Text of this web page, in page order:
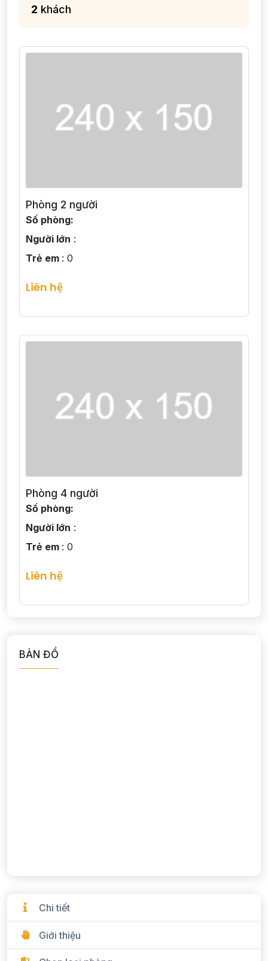
2 khách
Phòng 2 người
Số phòng:
Người lớn :
Trẻ em : 0
Liên hệ
Phòng 4 người
Số phòng:
Người lớn :
Trẻ em : 0
Liên hệ
BẢN ĐỒ
Chi tiết
Giới thiệu